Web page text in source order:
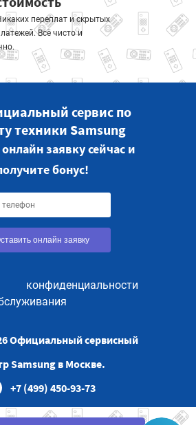
переплат и скрытых
Всё чисто и
сервис по
техники Samsung
заявку сейчас и
бонус!
онлайн заявку
конфиденциальности
Официальный сервисный
Samsung в Москве.
+7 (499) 450-93-73